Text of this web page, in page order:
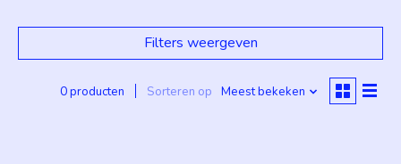
Filters weergeven
0 producten Sorteren op Meest bekeken